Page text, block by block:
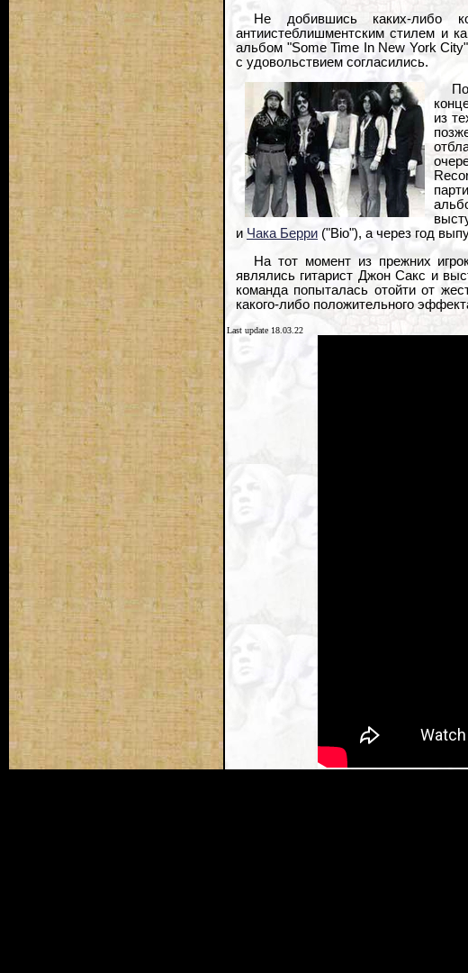
Не добившись каких-либо
антиистеблишментским стилем и
альбом "Some Time In New York
с удовольствием согласились.
из
и Чака Берри ("Bio"), а через год
На тот момент из прежних
являлись гитарист Джон Сакс и
команда попыталась отойти от
какого-либо положительного
Last update 18.03.22